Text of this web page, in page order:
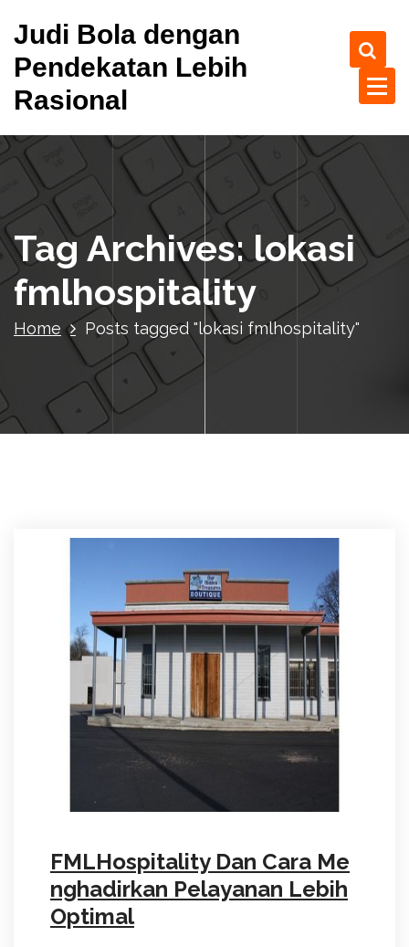
c
e
n
Judi Bola dengan
Pendekatan Lebih
Rasional
Tag Archives: lokasi
fmlhospitality
Home Posts tagged "lokasi fmlhospitality"
FMLHospitality Dan Cara Me
nghadirkan Pelayanan Lebih
Optimal